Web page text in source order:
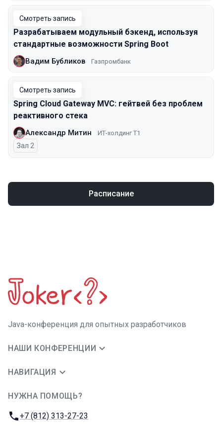
Смотреть запись
Разрабатываем модульный бэкенд, используя
стандартные возможности Spring Boot
Вадим Бубликов Газпромбанк
Смотреть запись
Spring Cloud Gateway MVC: гейтвей без проблем
реактивного стека
Александр Митин ИТ-холдинг Т1
Зал 2
Расписание
Java-конференция для опытных разработчиков
НАШИ КОНФЕРЕНЦИИ
НАВИГАЦИЯ
НУЖНА ПОМОЩЬ?
Телефон:
+7 (812) 313-27-23